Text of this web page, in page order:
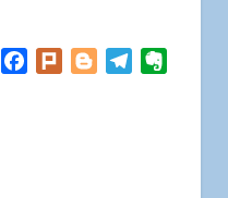
Facebook
Plurk BloggerTelegram